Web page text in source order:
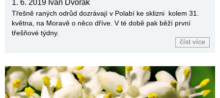
1. 6. 2019 Ivan Dvořák
Třešně raných odrůd dozrávají v Polabí ke sklizni kolem 31.
května, na Moravě o něco dříve. V té době pak běží první
třešňové týdny.
číst více